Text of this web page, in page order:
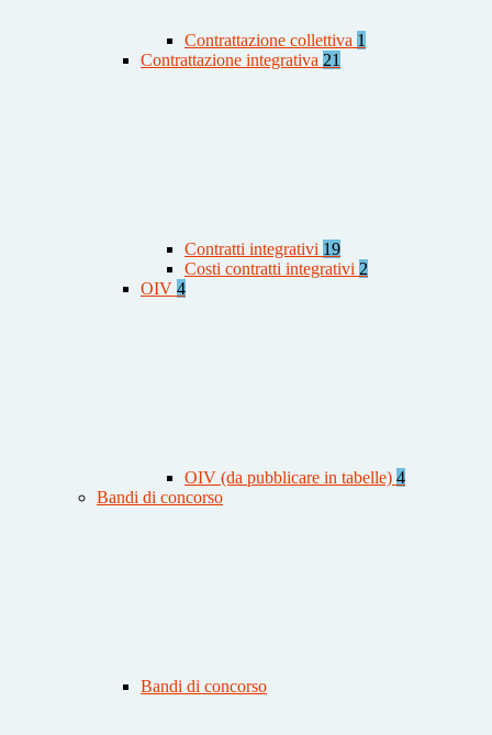
Contrattazione collettiva 1
Contrattazione integrativa 21
Contratti integrativi 19
Costi contratti integrativi 2
OIV 4
OIV (da pubblicare in tabelle) 4
Bandi di concorso
Bandi di concorso